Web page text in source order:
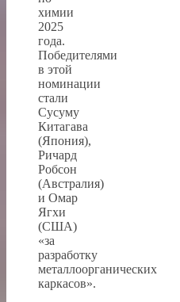
химии
2025
года.
Победителями
в этой
номинации
стали
Сусуму
Китагава
(Япония),
Ричард
Робсон
(Австралия)
и Омар
Ягхи
(США)
«за
разработку
металлоорганических
каркасов».